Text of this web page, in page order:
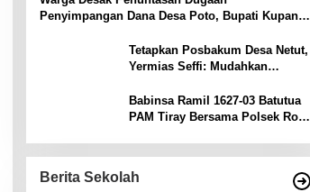
Penyimpangan Dana Desa Poto, Bupati Kupang:
Tetapkan Posbakum Desa Netut,
Yermias Seffi: Mudahkan
Hukum
Babinsa Ramil 1627-03 Batutua
PAM Tiray Bersama Polsek Rote
Berita Sekolah